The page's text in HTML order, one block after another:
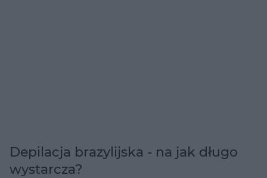
Depilacja brazylijska - na jak długo
wystarcza?